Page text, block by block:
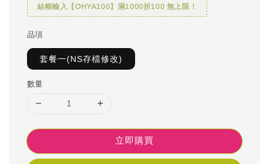
結帳輸入【OHYA100】滿1000折100 無上限！
品項
套餐一(NS存檔修改)
數量
立即購買